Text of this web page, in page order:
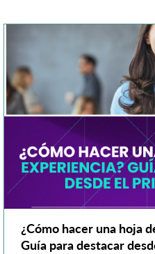
¿Cómo hacer una hoja
Guía para destacar